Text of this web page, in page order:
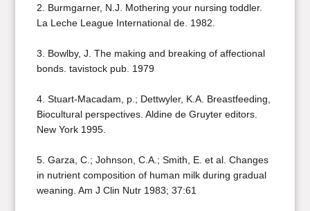
2. Burmgarner, N.J. Mothering your nursing toddler.
La Leche League International de. 1982.
3. Bowlby, J. The making and breaking of affectional
bonds. tavistock pub. 1979
4. Stuart-Macadam, p.; Dettwyler, K.A. Breastfeeding,
Biocultural perspectives. Aldine de Gruyter editors.
New York 1995.
5. Garza, C.; Johnson, C.A.; Smith, E. et al. Changes
in nutrient composition of human milk during gradual
weaning. Am J Clin Nutr 1983; 37:61